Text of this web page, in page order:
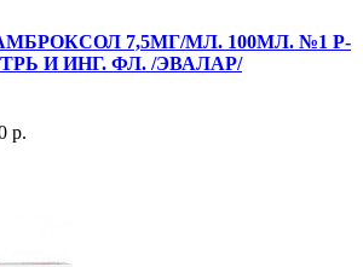
7,5МГ/МЛ. 100МЛ. №1 Р-
И ИНГ. ФЛ. /ЭВАЛАР/
р.